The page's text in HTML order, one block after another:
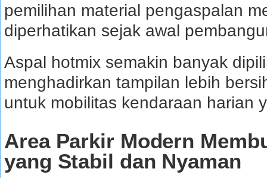
pemilihan material pengaspalan
diperhatikan sejak awal
Aspal hotmix semakin banyak
menghadirkan tampilan lebih
untuk mobilitas kendaraan harian
Area Parkir Modern
yang Stabil dan Nyaman